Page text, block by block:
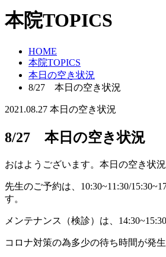
本院TOPICS
HOME
本院TOPICS
本日の空き状況
8/27 本日の空き状況
2021.08.27 本日の空き状況
8/27 本日の空き状況
おはようございます。本日の空き状況
先生のご予約は、10:30~11:30/
す。
メンテナンス（検診）は、14:30~15:30
コロナ対策の為多少の待ち時間が発